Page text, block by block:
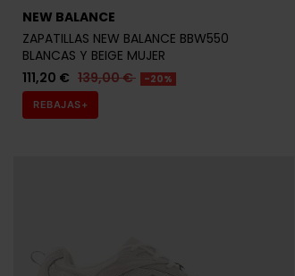
NEW BALANCE
ZAPATILLAS NEW BALANCE BBW550
BLANCAS Y BEIGE MUJER
111,20 € 139,00 € -20%
REBAJAS+